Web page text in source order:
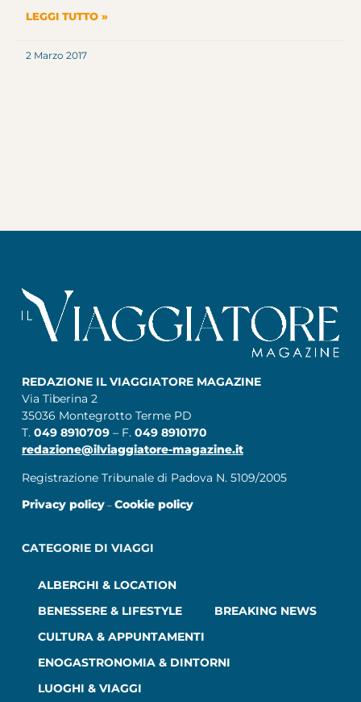
LEGGI TUTTO »
2 Marzo 2017
REDAZIONE IL VIAGGIATORE MAGAZINE
Via Tiberina 2
35036 Montegrotto Terme PD
T. 049 8910709 – F. 049 8910170
redazione@ilviaggiatore-magazine.it
Registrazione Tribunale di Padova N. 5109/2005
Privacy policy– Cookie policy
CATEGORIE DI VIAGGI
ALBERGHI & LOCATION
BENESSERE & LIFESTYLE
BREAKING NEWS
CULTURA & APPUNTAMENTI
ENOGASTRONOMIA & DINTORNI
LUOGHI & VIAGGI